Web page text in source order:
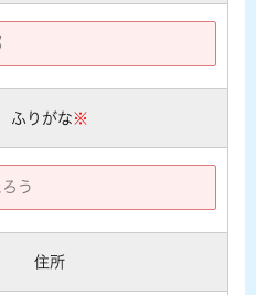
ふりがな ※
住所